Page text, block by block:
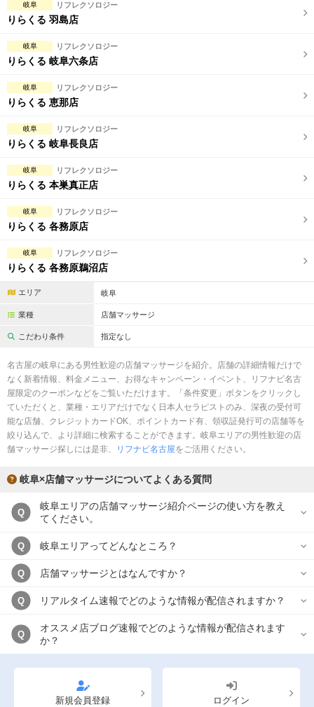
岐阜 リフレクソロジー
りらくる 羽島店
岐阜 リフレクソロジー
りらくる 岐阜六条店
岐阜 リフレクソロジー
りらくる 恵那店
岐阜 リフレクソロジー
りらくる 岐阜長良店
岐阜 リフレクソロジー
りらくる 本巣真正店
岐阜 リフレクソロジー
りらくる 各務原店
岐阜 リフレクソロジー
りらくる 各務原鵜沼店
エリア 岐阜
業種 店舗マッサージ
こだわり条件 指定なし
名古屋の岐阜にある男性歓迎の店舗マッサージを紹介。店舗の詳細情報だけで
なく新着情報、料金メニュー、お得なキャンペーン・イベント、リフナビ名古
屋限定のクーポンなどをご覧いただけます。「条件変更」ボタンをクリックし
ていただくと、業種・エリアだけでなく日本人セラピストのみ、深夜の受付可
能な店舗、クレジットカードOK、ポイントカード有、領収証発行可の店舗等を
絞り込んで、より詳細に検索することができます。岐阜エリアの男性歓迎の店
舗マッサージ探しには是非、
リフナビ名古屋をご活用ください。
岐阜×店舗マッサージについてよくある質問
Q
岐阜エリアの店舗マッサージ紹介ページの使い方を教え
てください。
Q 岐阜エリアってどんなところ？
Q 店舗マッサージとはなんですか？
Q リアルタイム速報でどのような情報が配信されますか？
Q
オススメ店ブログ速報でどのような情報が配信されます
か？
新規会員登録 ログイン